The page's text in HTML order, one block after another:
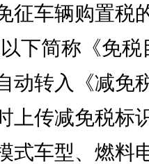
征车辆购置税
下简称《免税
动转入《减免
上传减免税标
式车型、燃料